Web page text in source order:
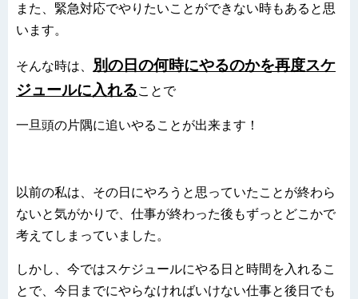
また、緊急対応でやりたいことができない時もあると思
います。
そんな時は、
別の日の何時にやるのかを再度スケ
ジュールに入れること で
一旦頭の片隅に追いやることが出来ます！
以前の私は、その日にやろうと思っていたことが終わら
ないと気がかりで、仕事が終わった後もずっとどこかで
考えてしまっていました。
しかし、今ではスケジュールにやる日と時間を入れるこ
とで、今日までにやらなければいけない仕事と後日でも